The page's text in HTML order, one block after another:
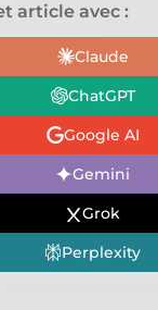
article avec :
Claude
ChatGPT
Google AI
Gemini
Grok
Perplexity